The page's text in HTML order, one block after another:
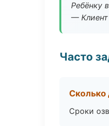
Ребёнку
—
Часто
Сколько
Сроки